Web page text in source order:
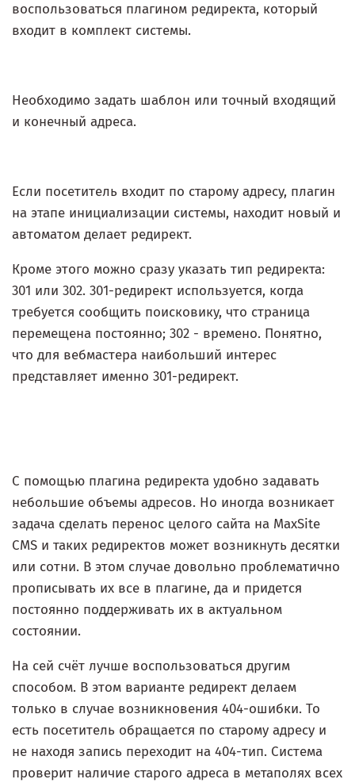
воспользоваться плагином редиректа, который
входит в комплект системы.
Необходимо задать шаблон или точный входящий
и конечный адреса.
Если посетитель входит по старому адресу, плагин
на этапе инициализации системы, находит новый и
автоматом делает редирект.
Кроме этого можно сразу указать тип редиректа:
301 или 302. 301-редирект используется, когда
требуется сообщить поисковику, что страница
перемещена постоянно; 302 - времено. Понятно,
что для вебмастера наибольший интерес
представляет именно 301-редирект.
С помощью плагина редиректа удобно задавать
небольшие объемы адресов. Но иногда возникает
задача сделать перенос целого сайта на MaxSite
CMS и таких редиректов может возникнуть десятки
или сотни. В этом случае довольно проблематично
прописывать их все в плагине, да и придется
постоянно поддерживать их в актуальном
состоянии.
На сей счёт лучше воспользоваться другим
способом. В этом варианте редирект делаем
только в случае возникновения 404-ошибки. То
есть посетитель обращается по старому адресу и
не находя запись переходит на 404-тип. Система
проверит наличие старого адреса в метаполях всех